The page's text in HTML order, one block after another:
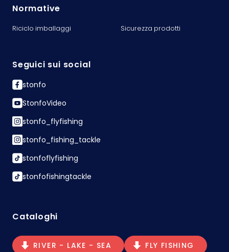
Normative
Riciclo imballaggi Sicurezza prodotti
Seguici sui social
stonfo
StonfoVideo
stonfo_flyfishing
stonfo_fishing_tackle
stonfoflyfishing
stonfofishingtackle
Cataloghi
RIVER - LAKE - SEA FLY FISHING